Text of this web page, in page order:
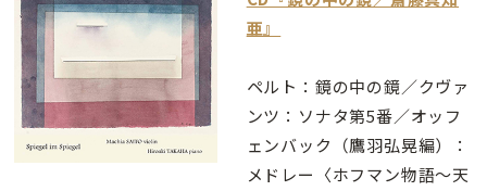
亜』
ペルト：鏡の中の鏡／クヴァ
ンツ：ソナタ第5番／オッフ
ェンバック（鷹羽弘晃編）：
メドレー〈ホフマン物語〜天